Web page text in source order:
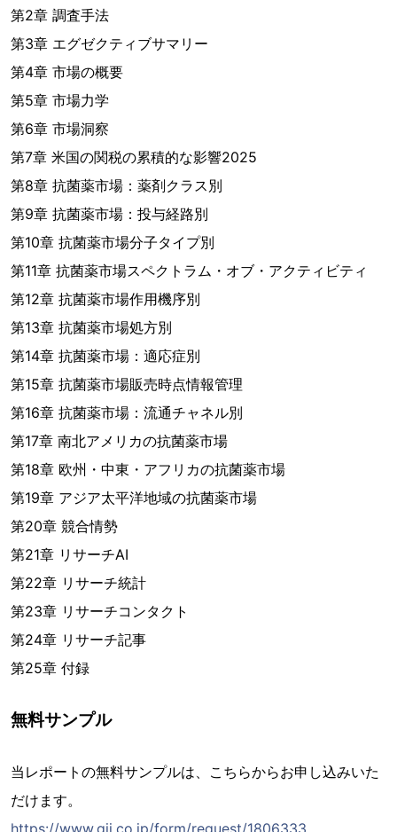
第2章 調査手法
第3章 エグゼクティブサマリー
第4章 市場の概要
第5章 市場力学
第6章 市場洞察
第7章 米国の関税の累積的な影響2025
第8章 抗菌薬市場：薬剤クラス別
第9章 抗菌薬市場：投与経路別
第10章 抗菌薬市場分子タイプ別
第11章 抗菌薬市場スペクトラム・オブ・アクティビティ
第12章 抗菌薬市場作用機序別
第13章 抗菌薬市場処方別
第14章 抗菌薬市場：適応症別
第15章 抗菌薬市場販売時点情報管理
第16章 抗菌薬市場：流通チャネル別
第17章 南北アメリカの抗菌薬市場
第18章 欧州・中東・アフリカの抗菌薬市場
第19章 アジア太平洋地域の抗菌薬市場
第20章 競合情勢
第21章 リサーチAI
第22章 リサーチ統計
第23章 リサーチコンタクト
第24章 リサーチ記事
第25章 付録
無料サンプル
当レポートの無料サンプルは、こちらからお申し込みいた
だけます。